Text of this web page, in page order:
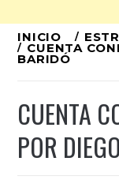
Ir
al
INICIO
CUENTA
BARIDÓ
CUENTA
POR